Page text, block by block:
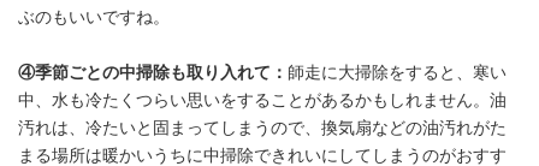
ぶのもいいですね。
④季節ごとの中掃除も取り入れて： 師走に大掃除をすると、寒い
中、水も冷たくつらい思いをすることがあるかもしれません。油
汚れは、冷たいと固まってしまうので、換気扇などの油汚れがた
まる場所は暖かいうちに中掃除できれいにしてしまうのがおすす